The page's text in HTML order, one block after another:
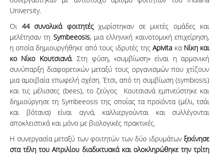
University.
Οι 44 συνολικά φοιτητέςχωρίστηκαν σε μικτές ομάδες και
μελέτησαν τη Symbeeosis, μια ελληνική καινοτομική επιχείρηση,
η οποία δημιουργήθηκε από τους ιδρυτές τηςApivita κα Νίκη και
κο Νίκο Κουτσιανά. Στη φύση, «συμβίωση» είναι η αρμονική
συνύπαρξη διαφορετικών μεταξύ τους οργανισμών που χτίζουν
μια αμοιβαία επωφελή σχέση. Έτσι, από τη συμβίωση (symbiosis)
και τις μέλισσες (bees), το ζεύγος Κουτσιανά εμπνεύστηκε και
δημιούργησε τη Symbeeosis της οποίας τα προϊόντα (μέλι, τσάι
και βότανα) είναι αγνά, καλλιεργούνται και συλλέγονται
αποκλειστικά και μόνο με βιολογικές πρακτικές.
Η συνεργασία μεταξύ των φοιτητών των δύο ιδρυμάτων ξεκίνησε
στα τέλη του Απριλίου διαδικτυακά και ολοκληρώθηκε την τρίτη